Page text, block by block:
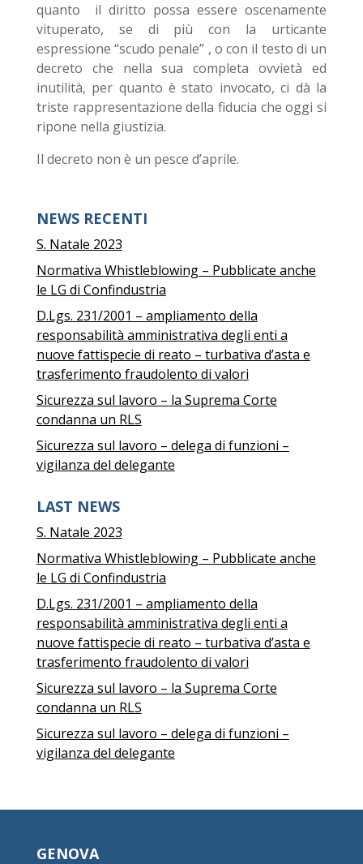
quanto il diritto possa essere oscenamente
vituperato, se di più con la urticante
espressione “scudo penale” , o con il testo di un
decreto che nella sua completa ovvietà ed
inutilità, per quanto è stato invocato, ci dà la
triste rappresentazione della fiducia che oggi si
ripone nella giustizia.
Il decreto non è un pesce d’aprile.
NEWS RECENTI
S. Natale 2023
Normativa Whistleblowing – Pubblicate anche
le LG di Confindustria
D.Lgs. 231/2001 – ampliamento della
responsabilità amministrativa degli enti a
nuove fattispecie di reato – turbativa d’asta e
trasferimento fraudolento di valori
Sicurezza sul lavoro – la Suprema Corte
condanna un RLS
Sicurezza sul lavoro – delega di funzioni –
vigilanza del delegante
LAST NEWS
S. Natale 2023
Normativa Whistleblowing – Pubblicate anche
le LG di Confindustria
D.Lgs. 231/2001 – ampliamento della
responsabilità amministrativa degli enti a
nuove fattispecie di reato – turbativa d’asta e
trasferimento fraudolento di valori
Sicurezza sul lavoro – la Suprema Corte
condanna un RLS
Sicurezza sul lavoro – delega di funzioni –
vigilanza del delegante
GENOVA